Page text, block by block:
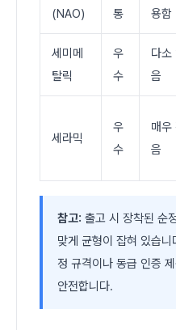
(NAO)
통
용함
세미메
탈릭
우
수
다소
음
세라믹
우
수
매우
음
참고: 출고 시 장착된 순
맞게 균형이 잡혀 있습
정 규격이나 동급 인증
안전합니다.